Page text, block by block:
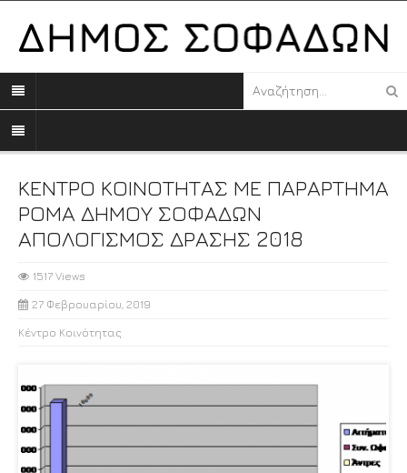
ΚΕΝΤΡΟ ΚΟΙΝΟΤΗΤΑΣ ΜΕ ΠΑΡΑΡΤΗΜΑ
ΡΟΜΑ ΔΗΜΟΥ ΣΟΦΑΔΩΝ
ΑΠΟΛΟΓΙΣΜΟΣ ΔΡΑΣΗΣ 2018
1517 Views
27 Φεβρουαρίου, 2019
Κέντρο Κοινότητας